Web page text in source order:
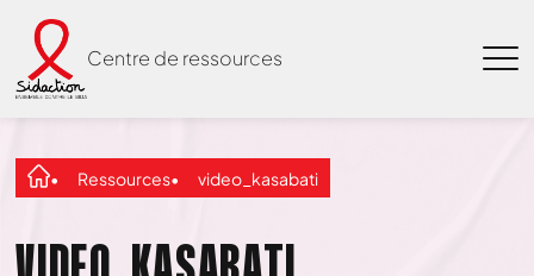
Centre de ressources
Ressources video_kasabati